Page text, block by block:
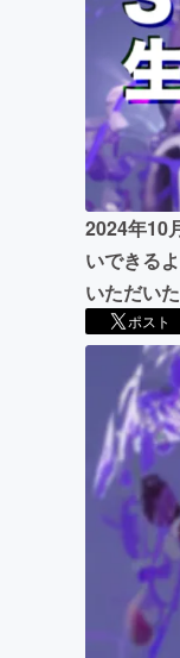
2024年10
いできる
いただい
ポスト